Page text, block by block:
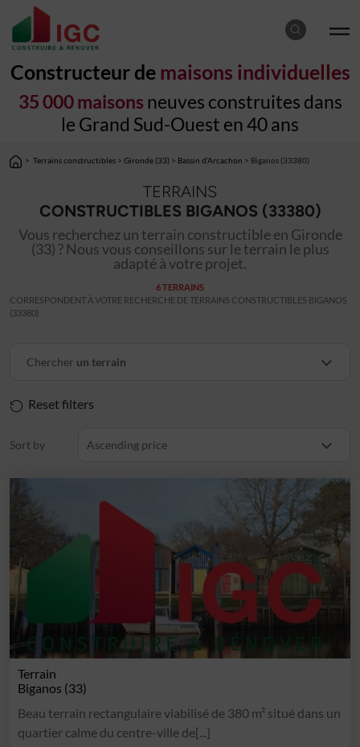
Constructeur de maisons individuelles
35 000 maisons neuves construites dans
le Grand Sud-Ouest en 40 ans
> Terrains constructibles > Gironde (33) > Bassin d’Arcachon > Biganos (33380)
TERRAINS
CONSTRUCTIBLES BIGANOS (33380)
Vous recherchez un terrain constructible en Gironde
(33) ? Nous vous conseillons sur le terrain le plus
adapté à votre projet.
6 TERRAINS
CORRESPONDENT À VOTRE RECHERCHE DE TERRAINS CONSTRUCTIBLES BIGANOS
(33380)
Chercher un terrain
Reset filters
Sort by Ascending price
Terrain
Biganos (33)
Beau terrain rectangulaire viabilisé de 380 m² situé dans un
quartier calme du centre-ville de[...]